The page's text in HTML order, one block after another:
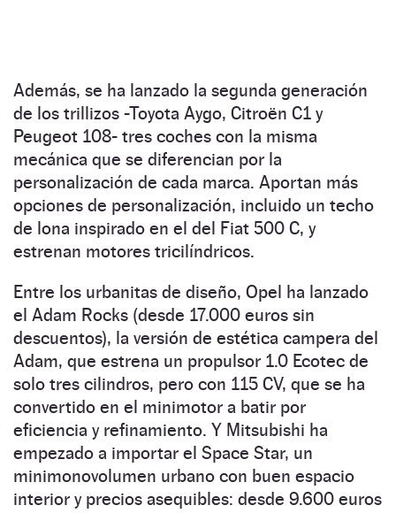
Además, se ha lanzado la segunda generación
de los trillizos -Toyota Aygo, Citroën C1 y
Peugeot 108- tres coches con la misma
mecánica que se diferencian por la
personalización de cada marca. Aportan más
opciones de personalización, incluido un techo
de lona inspirado en el del Fiat 500 C, y
estrenan motores tricilíndricos.
Entre los urbanitas de diseño, Opel ha lanzado
el Adam Rocks (desde 17.000 euros sin
descuentos), la versión de estética campera del
Adam, que estrena un propulsor 1.0 Ecotec de
solo tres cilindros, pero con 115 CV, que se ha
convertido en el minimotor a batir por
eficiencia y refinamiento. Y Mitsubishi ha
empezado a importar el Space Star, un
minimonovolumen urbano con buen espacio
interior y precios asequibles: desde 9.600 euros